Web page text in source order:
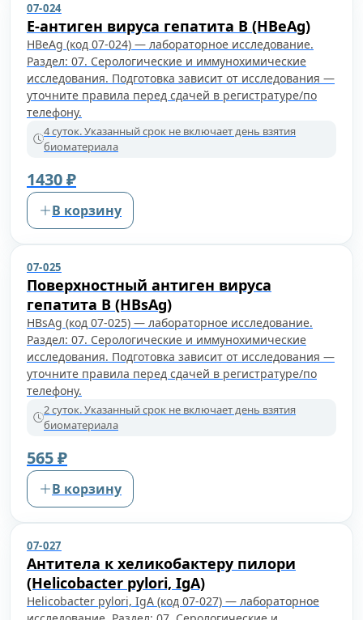
07-024
Е-антиген вируса гепатита B (HBeAg)
HBeAg (код 07-024) — лабораторное исследование.
Раздел: 07. Серологические и иммунохимические
исследования. Подготовка зависит от исследования —
уточните правила перед сдачей в регистратуре/по
телефону.
4 суток. Указанный срок не включает день взятия
биоматериала
1430 ₽
В корзину
07-025
Поверхностный антиген вируса
гепатита B (HBsAg)
HBsAg (код 07-025) — лабораторное исследование.
Раздел: 07. Серологические и иммунохимические
исследования. Подготовка зависит от исследования —
уточните правила перед сдачей в регистратуре/по
телефону.
2 суток. Указанный срок не включает день взятия
биоматериала
565 ₽
В корзину
07-027
Антитела к хеликобактеру пилори
(Helicobacter pylori, IgA)
Helicobacter pylori, IgA (код 07-027) — лабораторное